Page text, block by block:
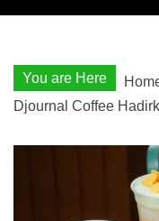
You are Here
Djournal Coffee